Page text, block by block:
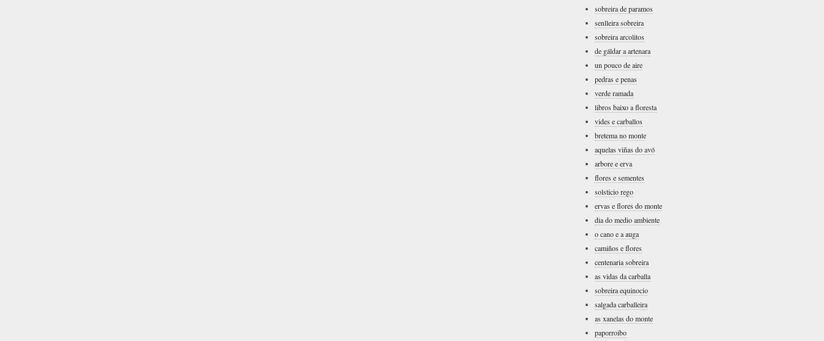
sobreira de paramos
senlleira sobreira
sobreira arcolitos
de gáldar a artenara
un pouco de aire
pedras e penas
verde ramada
libros baixo a floresta
vides e carballos
bretema no monte
aquelas viñas do avó
arbore e erva
flores e sementes
solsticio rego
ervas e flores do monte
dia do medio ambiente
o cano e a auga
camiños e flores
centenaria sobreira
as vidas da carballa
sobreira equinocio
salgada carballeira
as xanelas do monte
paporroibo